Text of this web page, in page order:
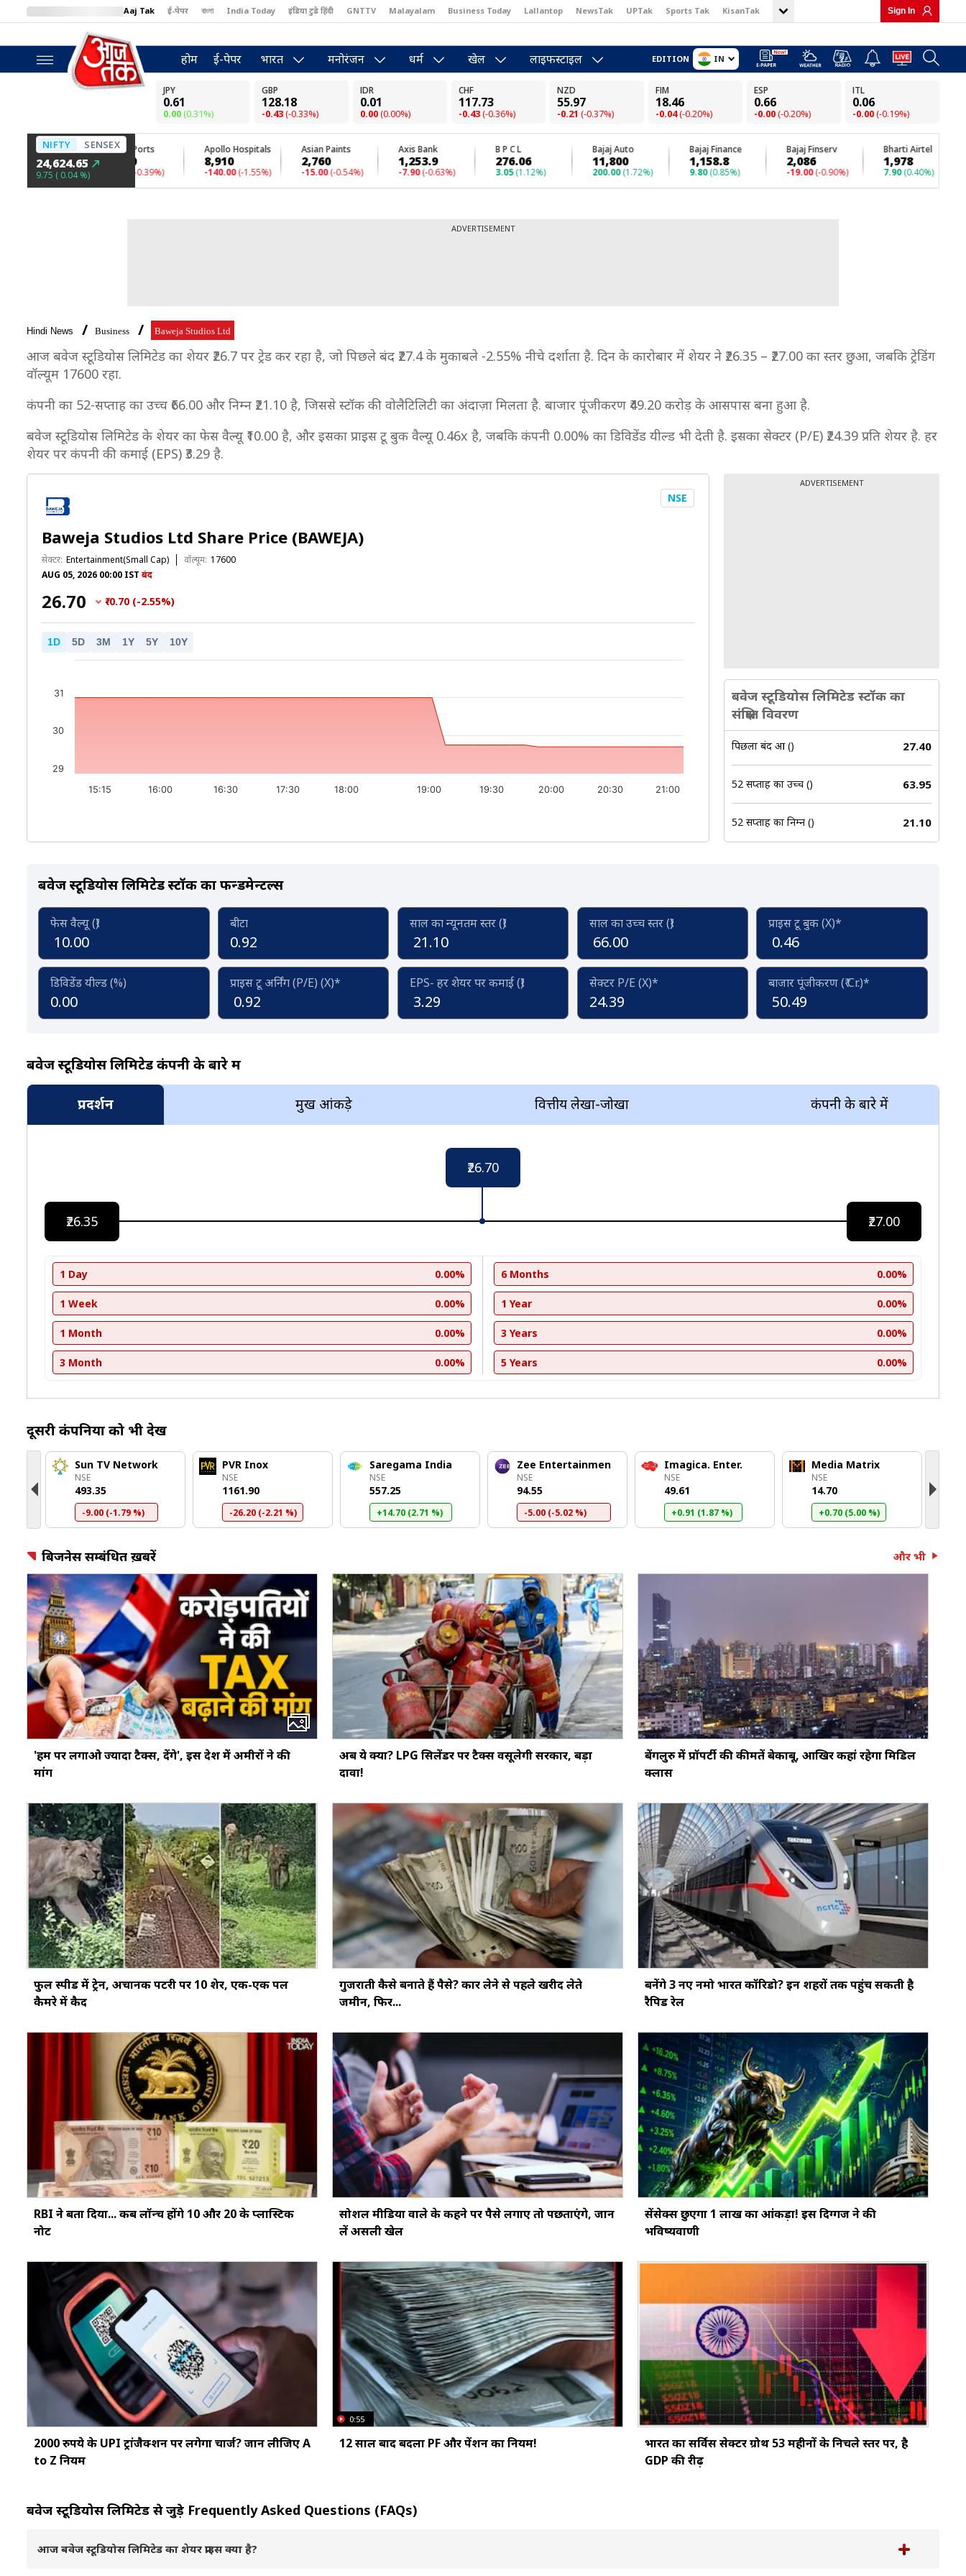
Aaj Tak ई-पेपर বাংলা India Today इंडिया टुडे हिंदी GNTTV Malayalam Business Today Lallantop NewsTak UPTak Sports Tak KisanTak
BT Bazaar
Sign In
होम ई-पेपर भारत मनोरंजन धर्म खेल लाइफस्टाइल EDITION IN
ADVERTISEMENT
Hindi News Business Baweja Studios Ltd
आज बवेज स्टूडियोस लिमिटेड का शेयर ₹26.7 पर ट्रेड कर रहा है, जो पिछले बंद ₹27.4 के मुकाबले -2.55% नीचे दर्शाता है. दिन के कारोबार में शेयर ने ₹26.35 – ₹27.00 का स्तर छुआ, जबकि ट्रेडिंग
वॉल्यूम 17600 रहा.
कंपनी का 52-सप्ताह का उच्च ₹66.00 और निम्न ₹21.10 है, जिससे स्टॉक की वोलैटिलिटी का अंदाज़ा मिलता है. बाजार पूंजीकरण ₹49.20 करोड़ के आसपास बना हुआ है.
बवेज स्टूडियोस लिमिटेड के शेयर का फेस वैल्यू ₹10.00 है, और इसका प्राइस टू बुक वैल्यू 0.46x है, जबकि कंपनी 0.00% का डिविडेंड यील्ड भी देती है. इसका सेक्टर (P/E) ₹24.39 प्रति शेयर है. हर
शेयर पर कंपनी की कमाई (EPS) ₹3.29 है.
Baweja Studios Ltd Share Price (BAWEJA)
सेक्टर: Entertainment(Small Cap) वॉल्यूम: 17600
AUG 05, 2026 00:00 IST बंद
NSE
₹26.70 ₹-0.70 (-2.55%)
1D 5D 3M 1Y 5Y 10Y
15:15 16:00 16:30 17:30 18:00 19:00 19:30 20:00 20:30 21:00
29
30
31
ADVERTISEMENT
बवेज स्टूडियोस लिमिटेड स्टॉक का
संक्षिप्त विवरण
पिछला बंद हुआ (₹) 27.40
52 सप्ताह का उच्च (₹) 63.95
52 सप्ताह का निम्न (₹) 21.10
बवेज स्टूडियोस लिमिटेड स्टॉक का फन्डमेन्टल्स
फेस वैल्यू (₹)
10.00
बीटा
0.92
साल का न्यूनतम स्तर (₹)
21.10
साल का उच्च स्तर (₹)
66.00
प्राइस टू बुक (X)*
0.46
डिविडेंड यील्ड (%)
0.00
प्राइस टू अर्निंग (P/E) (X)*
0.92
EPS- हर शेयर पर कमाई (₹)
3.29
सेक्टर P/E (X)*
24.39
बाजार पूंजीकरण (₹ Cr.)*
50.49
बवेज स्टूडियोस लिमिटेड कंपनी के बारे में
प्रदर्शन प्रमुख आंकड़े वित्तीय लेखा-जोखा कंपनी के बारे में
₹26.70
₹26.35 ₹27.00
1 Day 0.00%
1 Week 0.00%
1 Month 0.00%
3 Month 0.00%
6 Months 0.00%
1 Year 0.00%
3 Years 0.00%
5 Years 0.00%
दूसरी कंपनियों को भी देखें
Sun TV Network
NSE
₹493.35
-9.00 (-1.79 %)
PVR Inox
NSE
₹1161.90
-26.20 (-2.21 %)
Saregama India
NSE
₹557.25
+14.70 (2.71 %)
Zee Entertainmen
NSE
₹94.55
-5.00 (-5.02 %)
Imagica. Enter.
NSE
₹49.61
+0.91 (1.87 %)
Media Matrix
NSE
₹14.70
+0.70 (5.00 %)
बिजनेस सम्बंधित ख़बरें
'हम पर लगाओ ज्यादा टैक्स, देंगे', इस देश में अमीरों ने की
मांग
अब ये क्या? LPG सिलेंडर पर टैक्स वसूलेगी सरकार, बड़ा
दावा!
बेंगलुरु में प्रॉपर्टी की कीमतें बेकाबू, आखिर कहां रहेगा मिडिल
क्लास
फुल स्पीड में ट्रेन, अचानक पटरी पर 10 शेर, एक-एक पल
कैमरे में कैद
गुजराती कैसे बनाते हैं पैसे? कार लेने से पहले खरीद लेते
जमीन, फिर...
बनेंगे 3 नए नमो भारत कॉरिडो? इन शहरों तक पहुंच सकती है
रैपिड रेल
RBI ने बता दिया... कब लॉन्च होंगे ₹10 और ₹20 के प्लास्टिक
नोट
सोशल मीडिया वाले के कहने पर पैसे लगाए तो पछताएंगे, जान
लें असली खेल
सेंसेक्स छुएगा 1 लाख का आंकड़ा! इस दिग्गज ने की
भविष्यवाणी
2000 रुपये के UPI ट्रांजैक्शन पर लगेगा चार्ज? जान लीजिए A
to Z नियम
0:55
12 साल बाद बदला PF और पेंशन का नियम!
भारत का सर्विस सेक्टर ग्रोथ 53 महीनों के निचले स्तर पर, है
GDP की रीढ़
और भी
बवेज स्टूडियोस लिमिटेड से जुड़े Frequently Asked Questions (FAQs)
आज बवेज स्टूडियोस लिमिटेड का शेयर प्राइस क्या है?